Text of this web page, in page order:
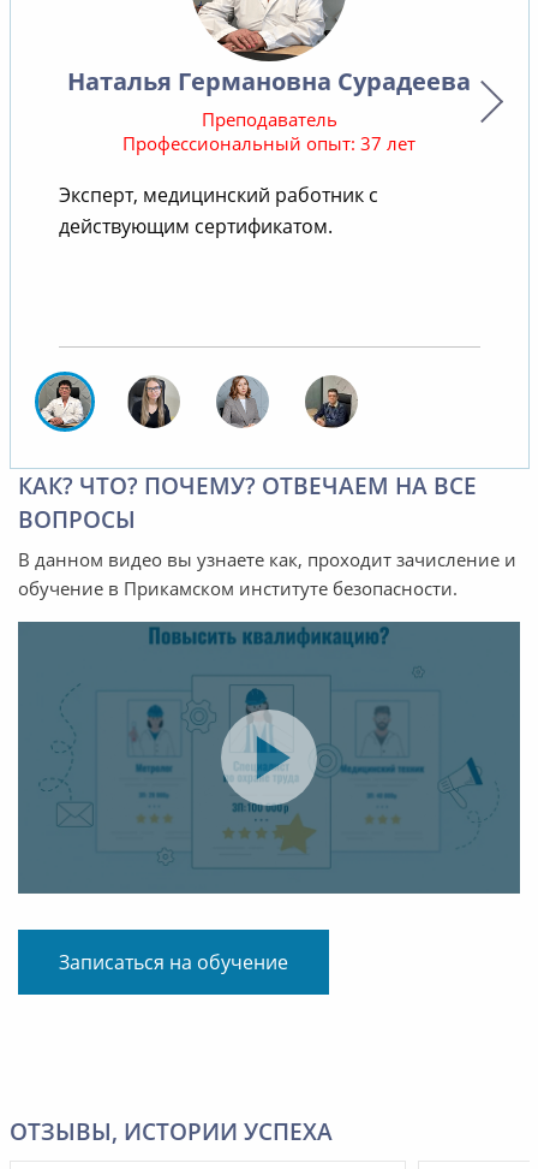
Наталья Германовна Сурадеева
Преподаватель
Профессиональный опыт: 37 лет
Эксперт, медицинский работник с
действующим сертификатом.
КАК? ЧТО? ПОЧЕМУ? ОТВЕЧАЕМ НА ВСЕ
ВОПРОСЫ
В данном видео вы узнаете как, проходит зачисление и
обучение в Прикамском институте безопасности.
Записаться на обучение
ОТЗЫВЫ, ИСТОРИИ УСПЕХА